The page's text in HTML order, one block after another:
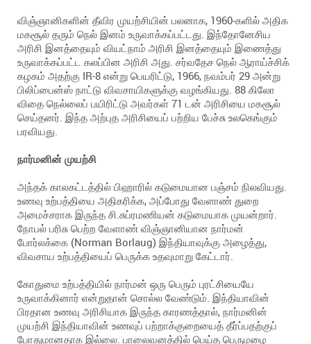
விஞ்ஞானிகளின் தீவிர முயற்சியின் பலனாக, 1960-களில் அதிக
மகசூல் தரும் நெல் இனம் உருவாக்கப்பட்டது. இந்தோனேசிய
அரிசி இனத்தையும் வியட்நாம் அரிசி இனத்தையும் இணைத்து
உருவாக்கப்பட்ட கலப்பின அரிசி அது. சர்வதேச நெல் ஆராய்ச்சிக்
கழகம் அதற்கு IR-8 என்று பெயரிட்டு, 1966, நவம்பர் 29 அன்று
பிலிப்பைன்ஸ் நாட்டு விவசாயிகளுக்கு வழங்கியது. 88 கிலோ
விதை நெல்லைப் பயிரிட்டு அவர்கள் 71 டன் அரிசியை மகசூல்
செய்தனர். இந்த அற்புத அரிசியைப் பற்றிய பேச்சு உலகெங்கும்
பரவியது.
நார்மனின் முயற்சி
அந்தக் காலகட்டத்தில் பிஹாரில் கடுமையான பஞ்சம் நிலவியது.
உணவு உற்பத்தியை அதிகரிக்க, அப்போது வேளாண் துறை
அமைச்சராக இருந்த சி.சுப்ரமணியன் கடுமையாக முயன்றார்.
நோபல் பரிசு பெற்ற வேளாண் விஞ்ஞானியான நார்மன்
போர்லக்கை (Norman Borlaug) இந்தியாவுக்கு அழைத்து,
விவசாய உற்பத்தியைப் பெருக்க உதவுமாறு கேட்டார்.
கோதுமை உற்பத்தியில் நார்மன் ஒரு பெரும் புரட்சியையே
உருவாக்கினார் என்றுதான் சொல்ல வேண்டும். இந்தியாவின்
பிரதான உணவு அரிசியாக இருந்த காரணத்தால், நார்மனின்
முயற்சி இந்தியாவின் உணவுப் பற்றாக்குறையைத் தீர்ப்பதற்குப்
போதுமானதாக இல்லை. பாலைவனத்தில் பெய்த பெருமழை